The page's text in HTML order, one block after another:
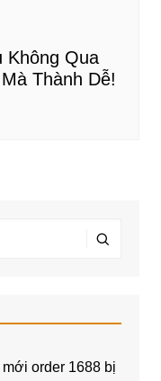
Không Qua
Thành Dễ!
order 1688 bị